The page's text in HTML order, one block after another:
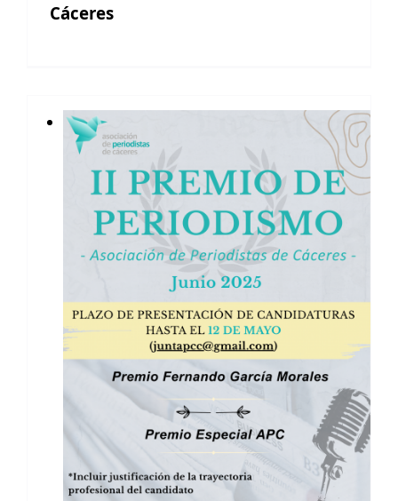
Cáceres